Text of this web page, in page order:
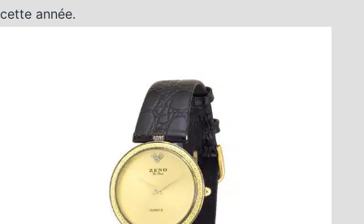
cette année.